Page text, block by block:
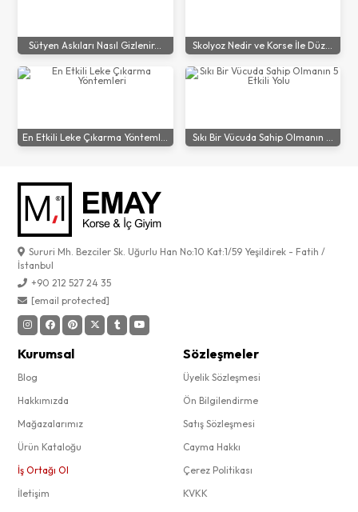
Sütyen Askıları Nasıl Gizlenir... Skolyoz Nedir ve Korse İle Düz...
En Etkili Leke Çıkarma Yönteml... Sıkı Bir Vücuda Sahip Olmanın ...
Sururi Mh. Bezciler Sk. Uğurlu Han No:10 Kat:1/59 Yeşildirek - Fatih /
İstanbul
+90 212 527 24 35
[email protected]
Kurumsal
Blog
Hakkımızda
Mağazalarımız
Ürün Kataloğu
İş Ortağı Ol
İletişim
Sözleşmeler
Üyelik Sözleşmesi
Ön Bilgilendirme
Satış Sözleşmesi
Cayma Hakkı
Çerez Politikası
KVKK